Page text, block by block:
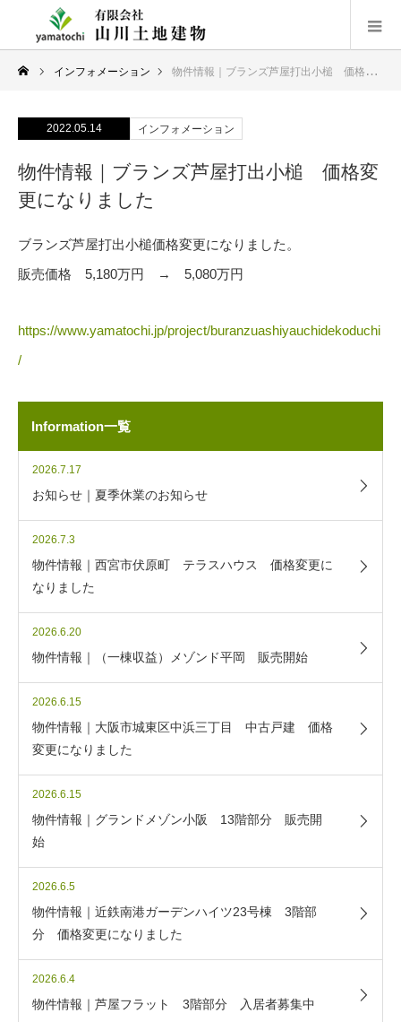
インフォメーション 物件情報｜ブランズ芦屋打出小槌 価格変更になりました
2022.05.14 インフォメーション
物件情報｜ブランズ芦屋打出小槌 価格変
更になりました
ブランズ芦屋打出小槌価格変更になりました。
販売価格 5,180万円 → 5,080万円
https://www.yamatochi.jp/project/buranzuashiyauchidekoduchi
/
Information一覧
2026.7.17
お知らせ｜夏季休業のお知らせ
2026.7.3
物件情報｜西宮市伏原町 テラスハウス 価格変更に
なりました
2026.6.20
物件情報｜（一棟収益）メゾンド平岡 販売開始
2026.6.15
物件情報｜大阪市城東区中浜三丁目 中古戸建 価格
変更になりました
2026.6.15
物件情報｜グランドメゾン小阪 13階部分 販売開
始
2026.6.5
物件情報｜近鉄南港ガーデンハイツ23号棟 3階部
分 価格変更になりました
2026.6.4
物件情報｜芦屋フラット 3階部分 入居者募集中